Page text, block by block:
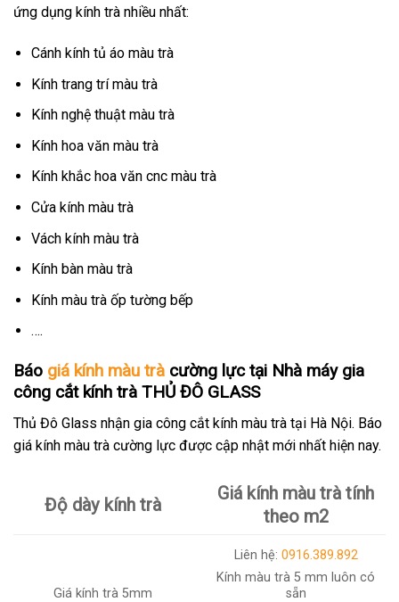
ứng dụng kính trà nhiều nhất:
Cánh kính tủ áo màu trà
Kính trang trí màu trà
Kính nghệ thuật màu trà
Kính hoa văn màu trà
Kính khắc hoa văn cnc màu trà
Cửa kính màu trà
Vách kính màu trà
Kính bàn màu trà
Kính màu trà ốp tường bếp
….
Báo giá kính màu trà cường lực tại Nhà máy gia
công cắt kính trà THỦ ĐÔ GLASS
Thủ Đô Glass nhận gia công cắt kính màu trà tại Hà Nội. Báo
giá kính màu trà cường lực được cập nhật mới nhất hiện nay.
Độ dày kính trà
Giá kính màu trà tính
theo m2
Giá kính trà 5mm
Liên hệ: 0916.389.892
Kính màu trà 5 mm luôn có
sẵn